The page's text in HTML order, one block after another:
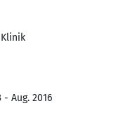
- Aug. 2016